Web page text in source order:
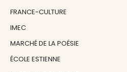
FRANCE-CULTURE
IMEC
MARCHÉ DE LA POÉSIE
ÉCOLE ESTIENNE